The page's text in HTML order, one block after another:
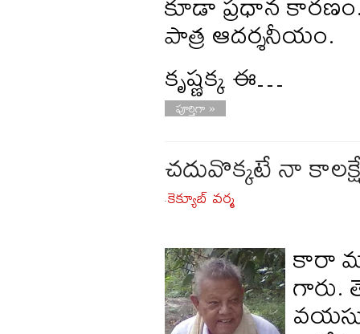
పాత్ర ఆదర్శనీయం.
కృష్ణక్క ఈ…
పూర్తిగా »
చదువొక్కటే నా
-కెక్యూబ్ వర్మ
కారా
గారు.